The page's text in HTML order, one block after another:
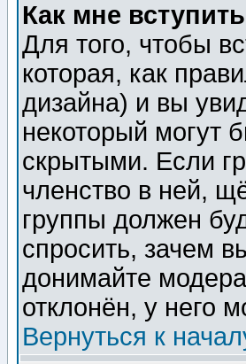
Как мне
Для того, чтобы
которая, как
дизайна) и вы
некоторый могут
скрытыми. Если
членство в ней,
группы должен
спросить, зачем
донимайте
отклонён, у него
Вернуться к